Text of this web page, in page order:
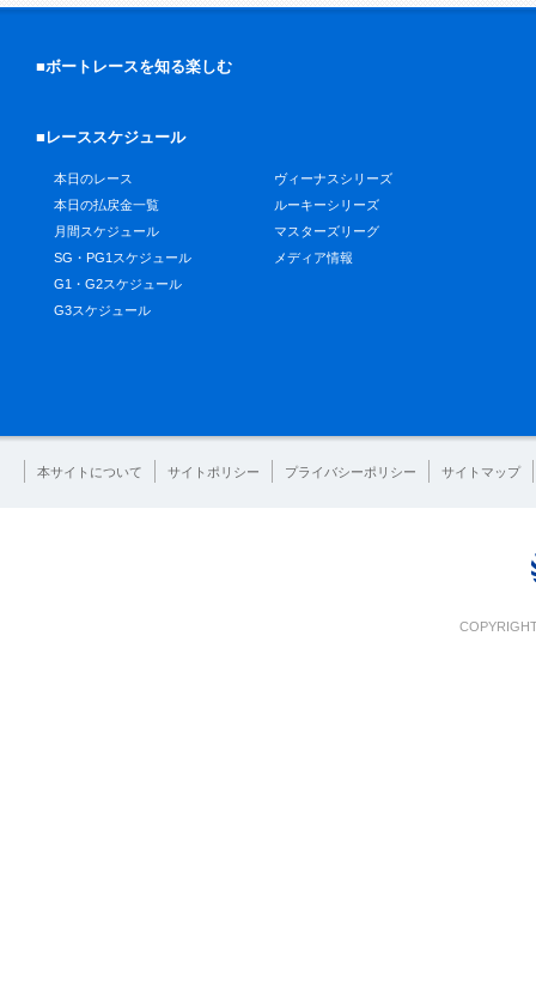
■ボートレースを知る楽しむ
■レーススケジュール
本日のレース
本日の払戻金一覧
月間スケジュール
SG・PG1スケジュール
G1・G2スケジュール
G3スケジュール
ヴィーナスシリーズ
ルーキーシリーズ
マスターズリーグ
メディア情報
本サイトについて サイトポリシー プライバシーポリシー サイトマップ